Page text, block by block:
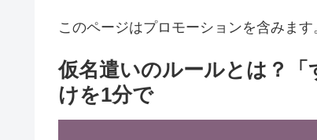
このページはプロモーションを含みます
仮名遣いのルールとは？
けを1分で